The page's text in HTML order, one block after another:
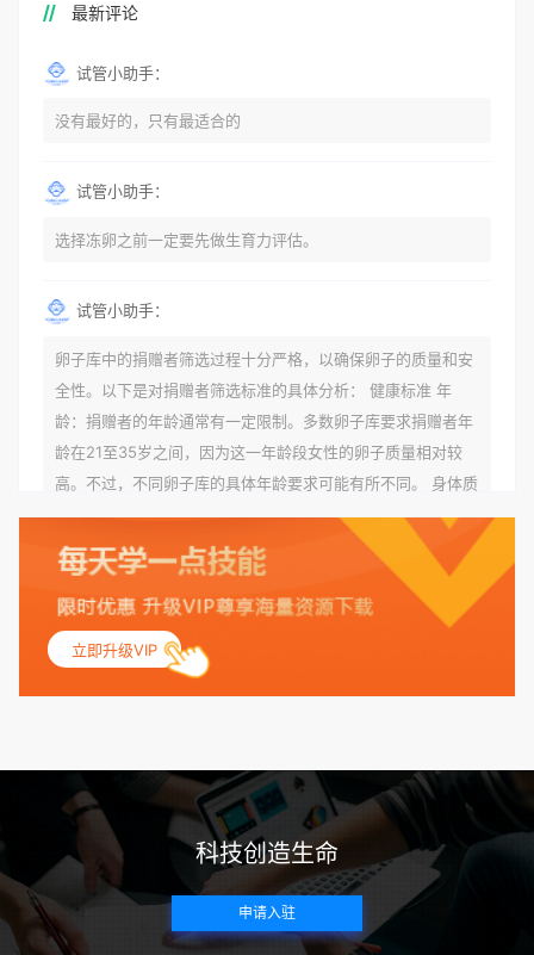
最新评论
试管小助手：
没有最好的，只有最适合的
试管小助手：
选择冻卵之前一定要先做生育力评估。
试管小助手：
卵子库中的捐赠者筛选过程十分严格，以确保卵子的质量和安
全性。以下是对捐赠者筛选标准的具体分析： 健康标准 年
龄：捐赠者的年龄通常有一定限制。多数卵子库要求捐赠者年
龄在21至35岁之间，因为这一年龄段女性的卵子质量相对较
高。不过，不同卵子库的具体年龄要求可能有所不同。 身体质
量指数（BMI）：捐赠者的BMI通常需要在正常范围内，以确
保其身体健康状况良好。过高的BMI可能与多种健康问题相关
联，包括不孕症和妊娠并发症。 生殖健康：捐赠者需要有规律
的月经期，无生殖障碍或异常问题。此外，还需要进行详细的
妇科检查，以确保其生殖系统的健康。 遗传病史与家族病史：
捐赠者及其家庭成员需要无严重的遗传病史、精神病史和传染
病史。这通常需要通过基因检测、家族史调查和医疗记录审查
带任何可传染给受卵者的病原体。 药物与生活习惯：捐赠者需
要是非尼古丁使用者、非吸烟者、非吸毒者，并且未使用可能
影响卵子质量的药物，如某些精神药物和避孕植入物。 学历与
心理标准 学历要求：部分卵子库对捐赠者的学历有一定要求，
但这并非普遍标准。一些卵子库可能更倾向于选择受过高等教
育的女性作为捐赠者，但这并不是绝对的筛选条件。 心理状态
立即升级VIP
科技创造生命
申请入驻